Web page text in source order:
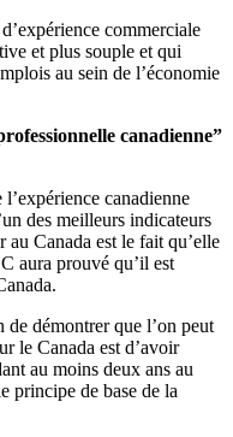
commerciale
et plus souple et qui
au sein de l’économie
canadienne”
canadienne
des meilleurs indicateurs
au Canada est le fait qu’elle
aura prouvé qu’il est
démontrer que l’on peut
le Canada est d’avoir
au moins deux ans au
principe de base de la